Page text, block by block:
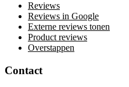
Reviews
Reviews in Google
Externe reviews tonen
Product reviews
Overstappen
Contact